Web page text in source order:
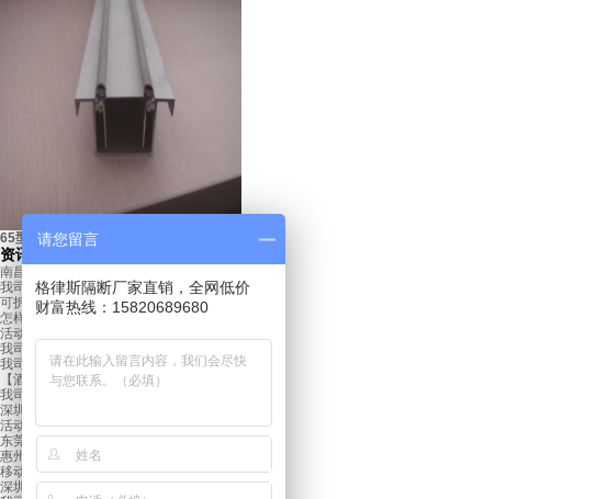
西安杨凌国际会展中心
65型边框铝材
资讯
南昌活动隔断屏风对酒店行业的重要性
我司签约郴州临武县公安局活动隔断项目
可拆可装的活动隔断
怎样选择活动隔断？
活动隔断有哪些特点
我司签约深圳宝立方博览中心活动隔断项目
我司签约华大基因活动隔断项目
【酒店隔断】一堵“可活动的墙”
我司签约西安咸阳机场活动隔断项目
深圳活动隔断屏风打造灵动空间
活动隔断的广泛应用
东莞活动隔断屏风如何利用空间
惠州活动隔断屏风让室内更加美观
移动式折叠屏风的概述及应用
深圳酒店活动隔断，空间无线分割
请您留言
格律斯隔断厂家直销，全网低价
财富热线：15820689680